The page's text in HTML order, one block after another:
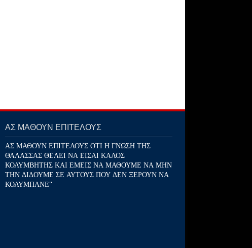
ΑΣ ΜΑΘΟΥΝ ΕΠΙΤΕΛΟΥΣ
ΑΣ ΜΑΘΟΥΝ ΕΠΙΤΕΛΟΥΣ ΟΤΙ Η ΓΝΩΣΗ ΤΗΣ
ΘΑΛΑΣΣΑΣ ΘΕΛΕΙ ΝΑ ΕΙΣΑΙ ΚΑΛΟΣ
ΚΟΛΥΜΒΗΤΗΣ ΚΑΙ ΕΜΕΙΣ ΝΑ ΜΑΘΟΥΜΕ ΝΑ ΜΗΝ
ΤΗΝ ΔΙΔΟΥΜΕ ΣΕ ΑΥΤΟΥΣ ΠΟΥ ΔΕΝ ΞΕΡΟΥΝ ΝΑ
ΚΟΛΥΜΠΑΝΕ''